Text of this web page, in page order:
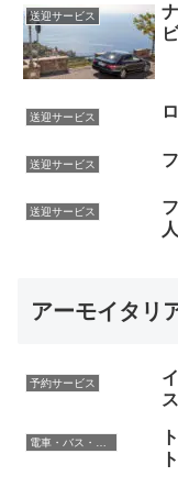
送迎サービス
送迎サービス
送迎サービス
送迎サービス
アーモイタリ
予約サービス
ス